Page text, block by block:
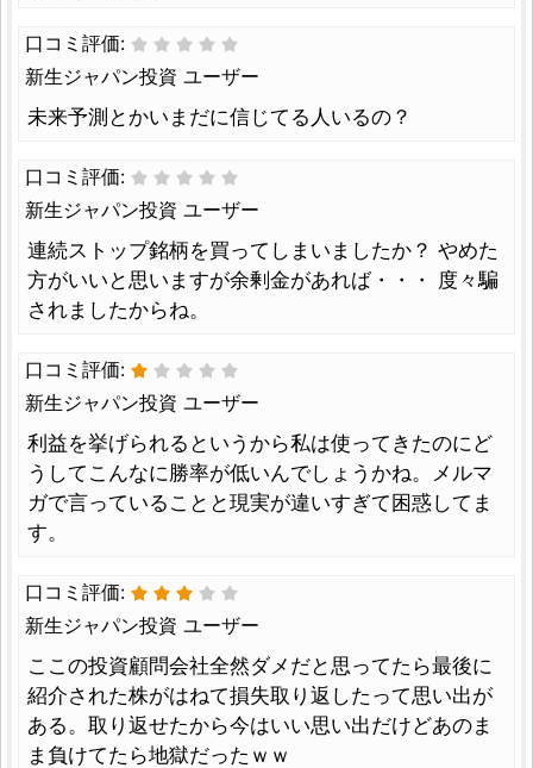
口コミ評価:
新生ジャパン投資 ユーザー
未来予測とかいまだに信じてる人いるの？
口コミ評価:
新生ジャパン投資 ユーザー
連続ストップ銘柄を買ってしまいましたか？ やめた
方がいいと思いますが余剰金があれば・・・ 度々騙
されましたからね。
口コミ評価:
新生ジャパン投資 ユーザー
利益を挙げられるというから私は使ってきたのにど
うしてこんなに勝率が低いんでしょうかね。メルマ
ガで言っていることと現実が違いすぎて困惑してま
す。
口コミ評価:
新生ジャパン投資 ユーザー
ここの投資顧問会社全然ダメだと思ってたら最後に
紹介された株がはねて損失取り返したって思い出が
ある。取り返せたから今はいい思い出だけどあのま
ま負けてたら地獄だったｗｗ